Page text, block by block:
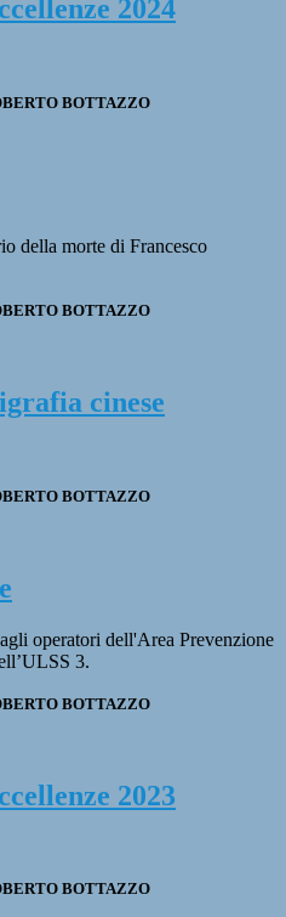
2024
BOTTAZZO
della morte di Francesco
BOTTAZZO
cinese
BOTTAZZO
operatori dell'Area Prevenzione
3.
BOTTAZZO
2023
BOTTAZZO